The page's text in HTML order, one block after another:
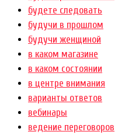
будете следовать
будучи в прошлом
будучи женщиной
в каком магазине
в каком состоянии
в центре внимания
варианты ответов
вебинары
ведение переговоров